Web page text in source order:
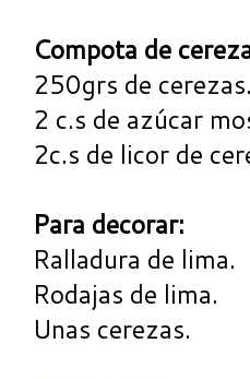
Compota de
250grs de cerezas.
2 c.s de azúcar
2c.s de licor de
Para decorar:
Ralladura de lima.
Rodajas de lima.
Unas cerezas.